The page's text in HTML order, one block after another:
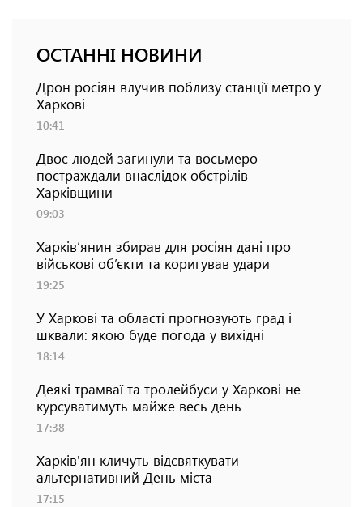
ОСТАННІ НОВИНИ
Дрон росіян влучив поблизу станції метро у
Харкові
10:41
Двоє людей загинули та восьмеро
постраждали внаслідок обстрілів
Харківщини
09:03
Харків’янин збирав для росіян дані про
військові об’єкти та коригував удари
19:25
У Харкові та області прогнозують град і
шквали: якою буде погода у вихідні
18:14
Деякі трамваї та тролейбуси у Харкові не
курсуватимуть майже весь день
17:38
Харків'ян кличуть відсвяткувати
альтернативний День міста
17:15